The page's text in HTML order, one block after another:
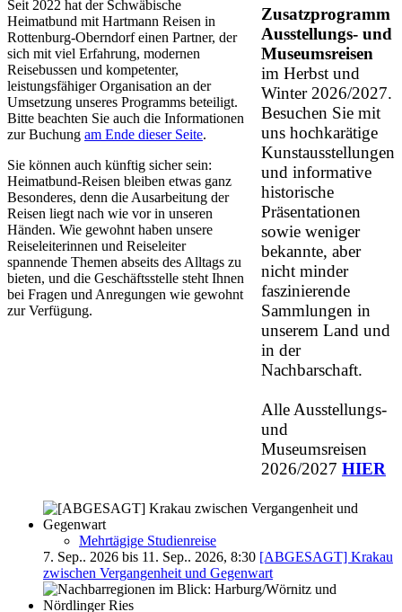
Zusatzprogramm
Ausstellungs- und
Museumsreisen
im Herbst und
Winter 2026/2027.
Besuchen Sie mit
uns hochkarätige
Kunstausstellungen
und informative
historische
Präsentationen
sowie weniger
bekannte, aber
nicht minder
faszinierende
Sammlungen in
unserem Land und
in der
Nachbarschaft.
Alle Ausstellungs-
und
Museumsreisen
2026/2027 HIER
Seit 2022 hat der Schwäbische
Heimatbund mit Hartmann Reisen in
Rottenburg-Oberndorf einen Partner, der
sich mit viel Erfahrung, modernen
Reisebussen und kompetenter,
leistungsfähiger Organisation an der
Umsetzung unseres Programms beteiligt.
Bitte beachten Sie auch die Informationen
zur Buchung am Ende dieser Seite.
Sie können auch künftig sicher sein:
Heimatbund-Reisen bleiben etwas ganz
Besonderes, denn die Ausarbeitung der
Reisen liegt nach wie vor in unseren
Händen. Wie gewohnt haben unsere
Reiseleiterinnen und Reiseleiter
spannende Themen abseits des Alltags zu
bieten, und die Geschäftsstelle steht Ihnen
bei Fragen und Anregungen wie gewohnt
zur Verfügung.
Mehrtägige Studienreise
7. Sep.. 2026 bis 11. Sep.. 2026, 8:30 [ABGESAGT] Krakau
zwischen Vergangenheit und Gegenwart